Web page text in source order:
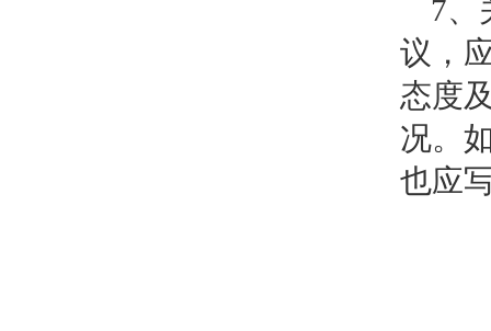
7、
议，
态度
况。
也应